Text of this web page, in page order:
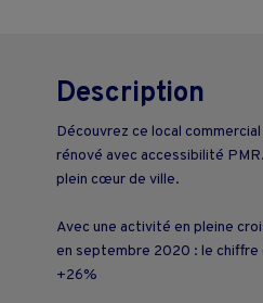
Description
Découvrez ce local
rénové avec accessibilité
plein cœur de ville.
Avec une activité en pleine
en septembre 2020 : le chiffre
+26%